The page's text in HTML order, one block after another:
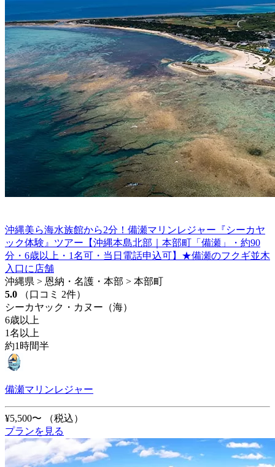
沖縄美ら海水族館から2分！備瀬マリンレジャー『シーカヤ
ック体験』ツアー【沖縄本島北部｜本部町「備瀬」・約90
分・6歳以上・1名可・当日電話申込可】★備瀬のフクギ並木
入口に店舗
沖縄県 > 恩納・名護・本部 > 本部町
5.0
（口コミ 2件）
シーカヤック・カヌー（海）
6歳以上
1名以上
約1時間半
備瀬マリンレジャー
¥5,500〜
（税込）
プランを見る